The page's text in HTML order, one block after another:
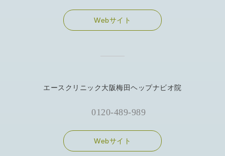
Webサイト
エースクリニック大阪梅田ヘップナビオ院
0120-489-989
Webサイト